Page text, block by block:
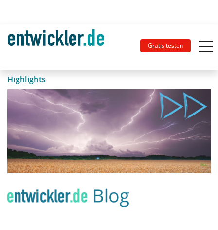
Gratis testen
Highlights